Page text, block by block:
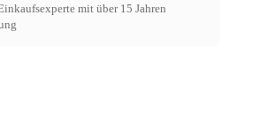
mit über 15 Jahren